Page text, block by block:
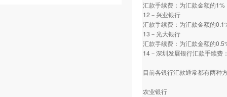
汇款手续费：为汇款金额的
12－兴业银行
汇款手续费：为汇款金额的
13－光大银行
汇款手续费：为汇款金额的
14－深圳发展银行汇款手续费
目前各银行汇款通常都有两种
农业银行